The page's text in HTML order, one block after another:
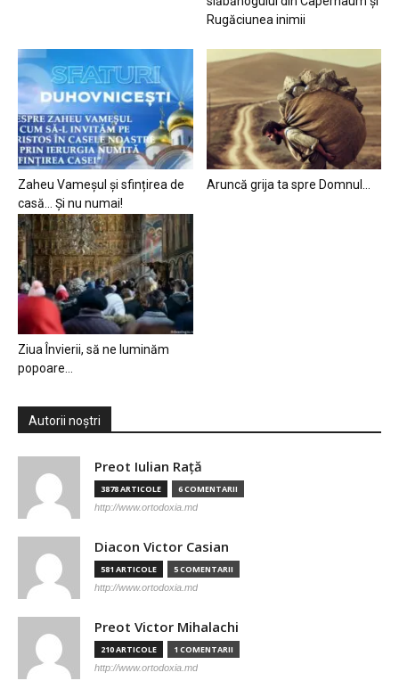
Rugăciunea inimii
Zaheu Vameșul și sfințirea de
casă… Și nu numai!
Aruncă grija ta spre Domnul…
Ziua Învierii, să ne luminăm
popoare…
Autorii noștri
Preot Iulian Raţă
3878 ARTICOLE 6 COMENTARII
http://www.ortodoxia.md
Diacon Victor Casian
581 ARTICOLE 5 COMENTARII
http://www.ortodoxia.md
Preot Victor Mihalachi
210 ARTICOLE 1 COMENTARII
http://www.ortodoxia.md